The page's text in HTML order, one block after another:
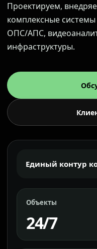
Проектируем,
комплексные
ОПС/АПС,
инфраструктуры.
Единый контур
Объекты
24/7